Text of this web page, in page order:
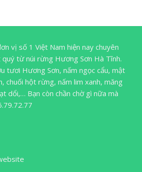
vị số 1 Việt Nam hiện nay chuyên
quý từ núi rừng Hương Sơn Hà Tĩnh.
tươi Hương Sơn, nấm ngọc cẩu, mật
chuối hột rừng, nấm lim xanh, măng
dổi,… Bạn còn chần chờ gì nữa mà